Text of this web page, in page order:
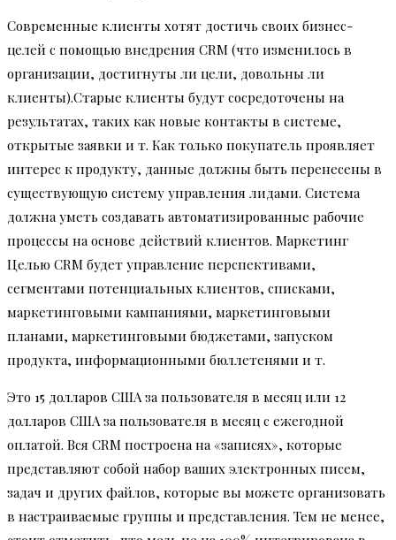
Современные клиенты хотят достичь своих бизнес-
целей с помощью внедрения CRM (что изменилось в
организации, достигнуты ли цели, довольны ли
клиенты).Старые клиенты будут сосредоточены на
результатах, таких как новые контакты в системе,
открытые заявки и т. Как только покупатель проявляет
интерес к продукту, данные должны быть перенесены в
существующую систему управления лидами. Система
должна уметь создавать автоматизированные рабочие
процессы на основе действий клиентов. Маркетинг
Целью CRM будет управление перспективами,
сегментами потенциальных клиентов, списками,
маркетинговыми кампаниями, маркетинговыми
планами, маркетинговыми бюджетами, запуском
продукта, информационными бюллетенями и т.
Это 15 долларов США за пользователя в месяц или 12
долларов США за пользователя в месяц с ежегодной
оплатой. Вся CRM построена на «записях», которые
представляют собой набор ваших электронных писем,
задач и других файлов, которые вы можете организовать
в настраиваемые группы и представления. Тем не менее,